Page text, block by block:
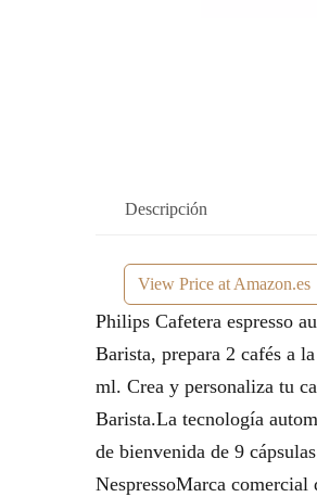
Descripción
View Price at Amazon.es
Philips Cafetera espresso
Barista, prepara 2 cafés a
ml. Crea y personaliza tu
Barista.La tecnología
de bienvenida de 9
NespressoMarca